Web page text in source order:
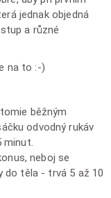
jednak objedná
a různé
na to :-)
běžným
odvodný rukáv
minut.
neboj se
do těla - trvá 5 až 10